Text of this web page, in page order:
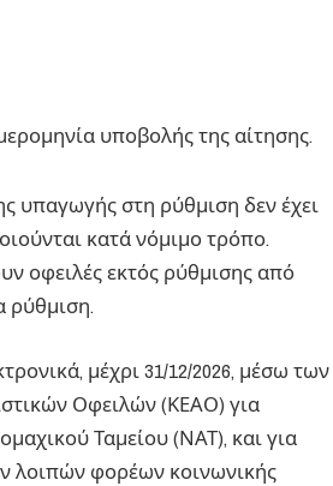
υποβολής της αίτησης.
υπαγωγής στη ρύθμιση δεν έχει
κατά νόμιμο τρόπο.
οφειλές εκτός ρύθμισης από
ρύθμιση.
μέχρι 31/12/2026, μέσω των
Οφειλών (ΚΕΑΟ) για
Ταμείου (ΝΑΤ), και για
λοιπών φορέων κοινωνικής